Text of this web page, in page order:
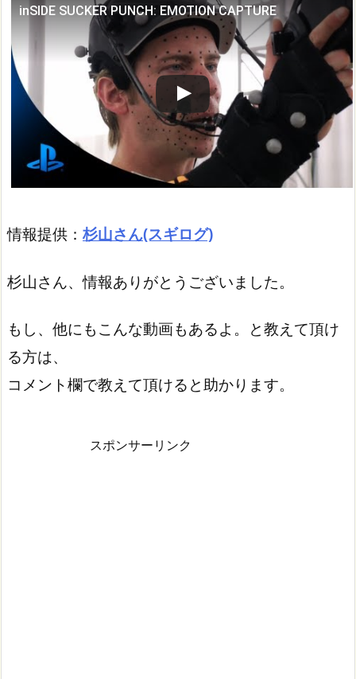
inSIDE SUCKER PUNCH: EMOTION CAPTURE
この動画を YouTube で視聴
情報提供： 杉山さん(スギログ)
杉山さん、情報ありがとうございました。
もし、他にもこんな動画もあるよ。と教えて頂け
る方は、
コメント欄で教えて頂けると助かります。
スポンサーリンク